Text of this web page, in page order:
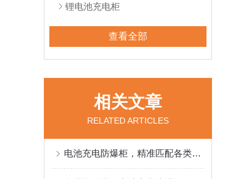
锂电池充电柜
查看全部
相关文章
RELATED ARTICLES
电池充电防爆柜，精准匹配各类客户场景需求